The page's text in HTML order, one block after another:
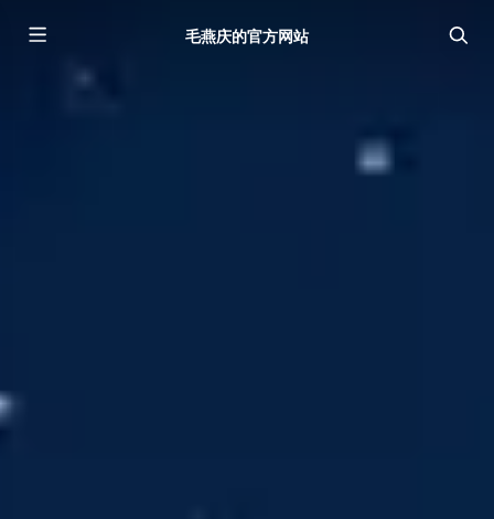
毛燕庆的官方网站